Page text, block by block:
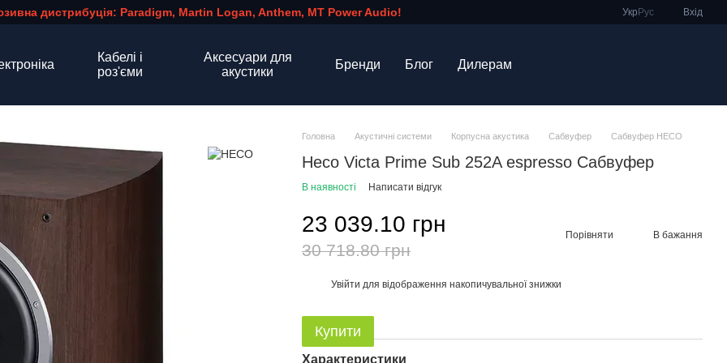
дистрибуція: Paradigm, Martin Logan, Anthem, MT Power Audio! Укр Рус Вхід
Кабелі і
роз'єми
Аксесуари для
акустики
Бренди Блог Дилерам
Головна Акустичні системи Корпусна акустика Сабвуфер Сабвуфер HECO
Heco Victa Prime Sub 252A espresso Сабвуфер
В наявності Написати відгук
23 039.10 грн
30 718.80 грн
Порівняти В бажання
Увійти для відображення накопичувальної знижки
Купити
Характеристики